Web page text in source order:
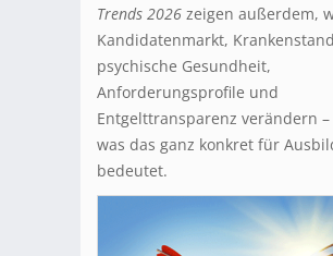
Trends 2026 zeigen außerdem,
Kandidatenmarkt,
psychische Gesundheit,
Anforderungsprofile und
Entgelttransparenz verändern
was das ganz konkret für
bedeutet.